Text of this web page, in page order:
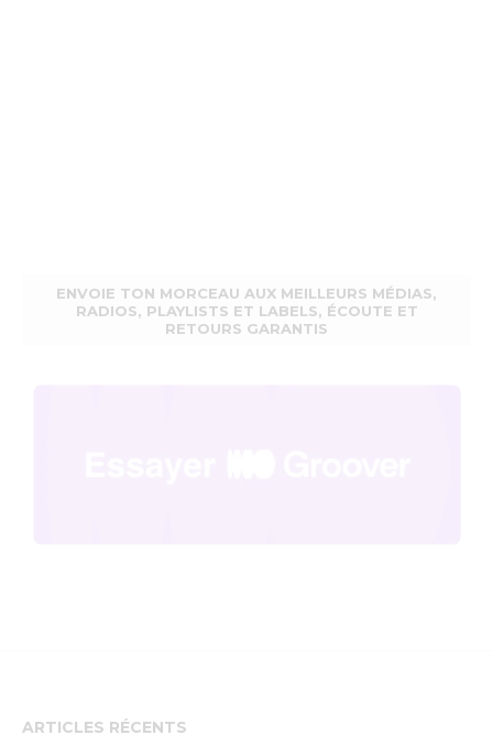
ENVOIE TON MORCEAU AUX MEILLEURS MÉDIAS,
RADIOS, PLAYLISTS ET LABELS, ÉCOUTE ET
RETOURS GARANTIS
ARTICLES RÉCENTS